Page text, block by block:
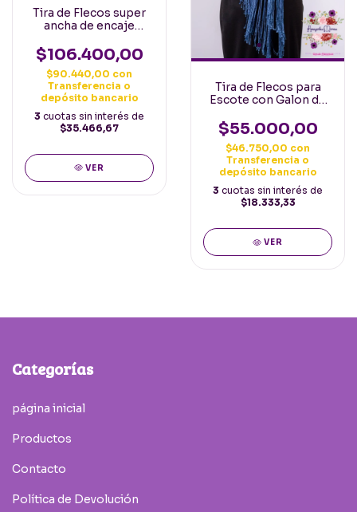
Tira de Flecos super
ancha de encaje
cuerpo. 1.80mt y
flecos 40cm
$106.400,00
$90.440,00 con
Transferencia o
depósito bancario
3 cuotas sin interés de
$35.466,67
VER
Tira de Flecos para
Escote con Galon de
Flecos Azul
$55.000,00
$46.750,00 con
Transferencia o
depósito bancario
3 cuotas sin interés de
$18.333,33
VER
Categorías
página inicial
Productos
Contacto
Política de Devolución